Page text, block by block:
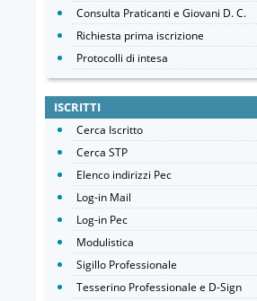
Consulta Praticanti e Giovani D. C.
Richiesta prima iscrizione
Protocolli di intesa
ISCRITTI
Cerca Iscritto
Cerca STP
Elenco indirizzi Pec
Log-in Mail
Log-in Pec
Modulistica
Sigillo Professionale
Tesserino Professionale e D-Sign